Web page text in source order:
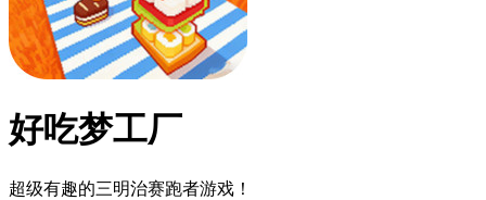
好吃梦工厂
超级有趣的三明治赛跑者游戏！